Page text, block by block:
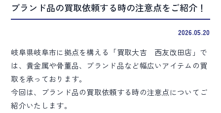
ブランド品の買取依頼する時の注意点をご紹介！
2026.05.20
岐阜県岐阜市に拠点を構える「買取大吉 西友改田店」で
は、貴金属や骨董品、ブランド品など幅広いアイテムの買
取を承っております。
今回は、ブランド品の買取依頼する時の注意点についてご
紹介いたします。